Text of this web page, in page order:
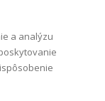
a analýzu